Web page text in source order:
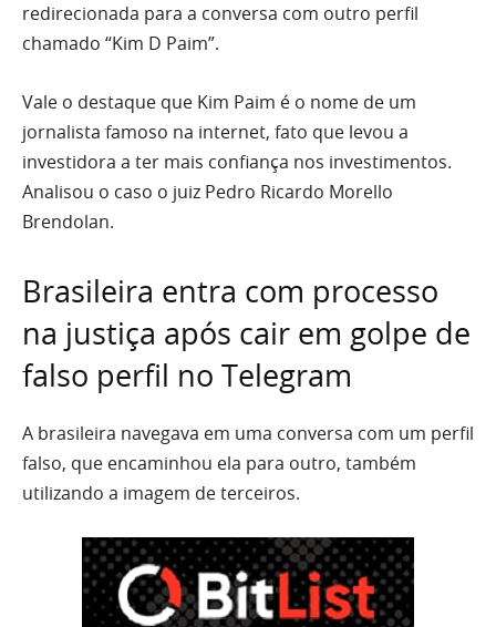
redirecionada para a conversa com outro perfil
chamado “Kim D Paim”.
Vale o destaque que Kim Paim é o nome de um
jornalista famoso na internet, fato que levou a
investidora a ter mais confiança nos investimentos.
Analisou o caso o juiz Pedro Ricardo Morello
Brendolan.
Brasileira entra com processo
na justiça após cair em golpe de
falso perfil no Telegram
A brasileira navegava em uma conversa com um perfil
falso, que encaminhou ela para outro, também
utilizando a imagem de terceiros.